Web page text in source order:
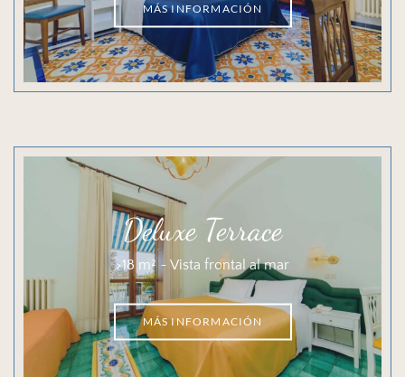
MÁS INFORMACIÓN
Deluxe Terrace
>18 m² ~ Vista frontal al mar
MÁS INFORMACIÓN